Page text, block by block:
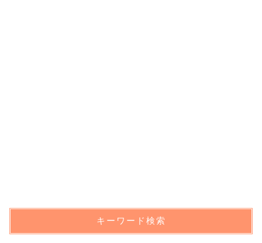
キーワード検索